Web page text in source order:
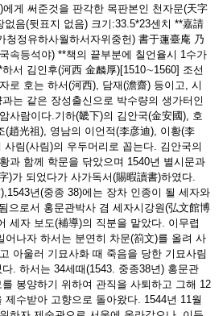
게 써준것을 판각한 목판본인 천자문(天字
음(뒷표지 없음) 크기:33.5*23센치 **嘉請
청정유하사월하서자위중헌) 書于蓮臺庵 乃
속등석야) **책의 끝부분에 칠언율시 1수가
서 김인후(河西 金麟厚)[1510∼1560] 조선
로 호는 하서(河西), 담재(澹齋) 등이고, 시
는 같은 장성출신으로 박수량의 생가터인
사람이다.기하(畿下)의 김안국(金安國), 호
(趙光祖), 영남의 이언적(李彦迪), 이황(李
림(사림)의 우두머리로 꼽는다. 김안국의
과 함께 학문을 닦았으며 1540년 별시문과
)가 되었다가 사가독서(賜暇讀書)하였다.
년(중종 38)에는 장차 인종이 될 세자와
으로서 홍문관박사 겸 세자시강원(弘文館博
세자 보도(補導)의 직분을 맡았다. 이무렵
어나자 하서는 분연히 차문(箚文)를 올려 사
아울러 기묘사화 때 죽음을 당한 기묘사림
. 하서는 34세때(1543. 중종38년) 홍문관
봉양하기 위하여 관직을 사퇴하고 그해 12
제수받아 고향으로 돌아왔다. 1544년 11월